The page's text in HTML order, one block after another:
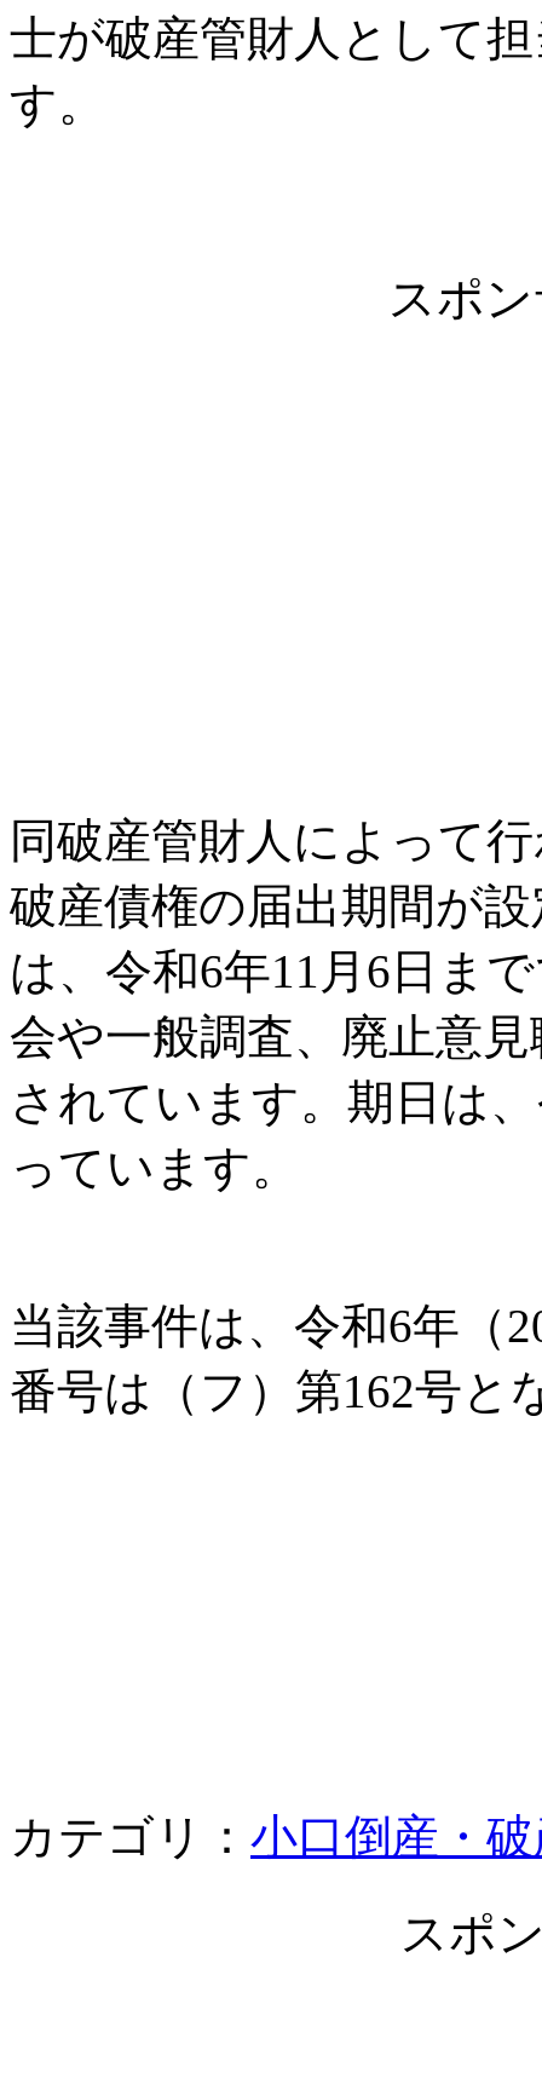
士が破産管財人として
す。
スポ
同破産管財人によって
破産債権の届出期間が
は、令和6年11月6日ま
会や一般調査、廃止意
されています。期日は
っています。
当該事件は、令和6年（
番号は（フ）第162号と
カテゴリ： 小口倒産・
スポ